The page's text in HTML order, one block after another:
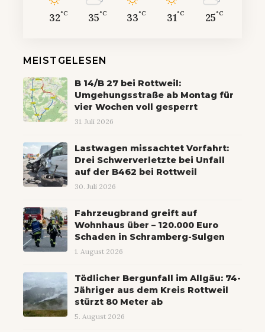
32°C 35°C 33°C 31°C 25°C
MEISTGELESEN
B 14/B 27 bei Rottweil:
Umgehungsstraße ab Montag für
vier Wochen voll gesperrt
31. Juli 2026
Lastwagen missachtet Vorfahrt:
Drei Schwerverletzte bei Unfall
auf der B462 bei Rottweil
30. Juli 2026
Fahrzeugbrand greift auf
Wohnhaus über – 120.000 Euro
Schaden in Schramberg-Sulgen
1. August 2026
Tödlicher Bergunfall im Allgäu: 74-
Jähriger aus dem Kreis Rottweil
stürzt 80 Meter ab
5. August 2026